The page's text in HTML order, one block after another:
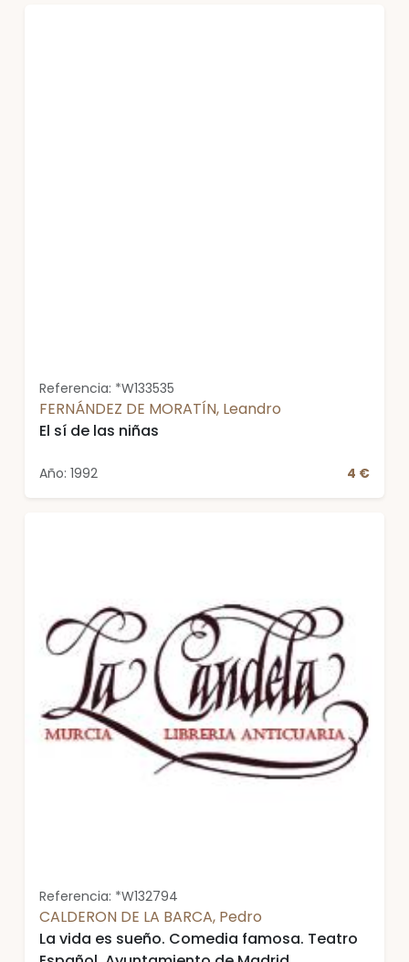
Referencia: *W133535
FERNÁNDEZ DE MORATÍN, Leandro
El sí de las niñas
Año: 1992 4 €
Referencia: *W132794
CALDERON DE LA BARCA, Pedro
La vida es sueño. Comedia famosa. Teatro